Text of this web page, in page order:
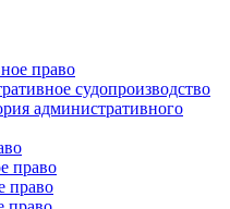
право
судопроизводство
административного
право
право